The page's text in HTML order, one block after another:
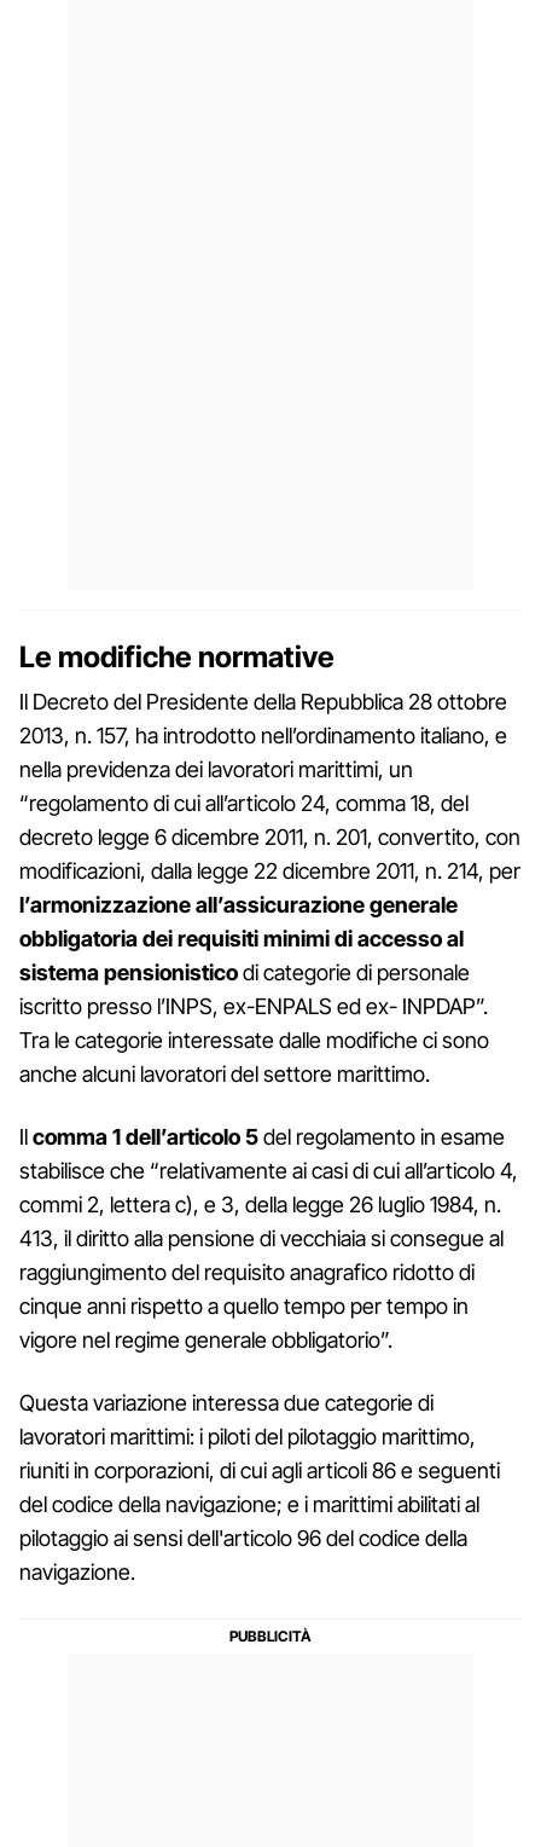
Le modifiche normative
Il Decreto del Presidente della Repubblica 28 ottobre
2013, n. 157, ha introdotto nell’ordinamento italiano, e
nella previdenza dei lavoratori marittimi, un
“regolamento di cui all’articolo 24, comma 18, del
decreto legge 6 dicembre 2011, n. 201, convertito, con
modificazioni, dalla legge 22 dicembre 2011, n. 214, per
l’armonizzazione all’assicurazione generale
obbligatoria dei requisiti minimi di accesso al
sistema pensionisticodi categorie di personale
iscritto presso l’INPS, ex-ENPALS ed ex- INPDAP”.
Tra le categorie interessate dalle modifiche ci sono
anche alcuni lavoratori del settore marittimo.
Ilcomma 1 dell’articolo 5del regolamento in esame
stabilisce che “relativamente ai casi di cui all’articolo 4,
commi 2, lettera c), e 3, della legge 26 luglio 1984, n.
413, il diritto alla pensione di vecchiaia si consegue al
raggiungimento del requisito anagrafico ridotto di
cinque anni rispetto a quello tempo per tempo in
vigore nel regime generale obbligatorio”.
Questa variazione interessa due categorie di
lavoratori marittimi: i piloti del pilotaggio marittimo,
riuniti in corporazioni, di cui agli articoli 86 e seguenti
del codice della navigazione; e i marittimi abilitati al
pilotaggio ai sensi dell'articolo 96 del codice della
navigazione.